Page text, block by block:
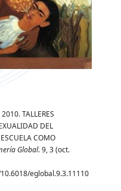
TALLERES
DEL
COMO
Global. 9, 3 (oct.
eglobal.9.3.11110